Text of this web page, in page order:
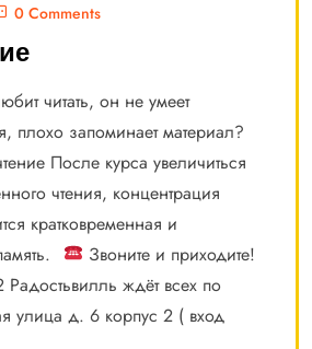
0 Comments
читать, он не умеет
плохо запоминает материал?
После курса увеличиться
чтения, концентрация
кратковременная и
Звоните и приходите!
ждёт всех по
улица д. 6 корпус 2 ( вход